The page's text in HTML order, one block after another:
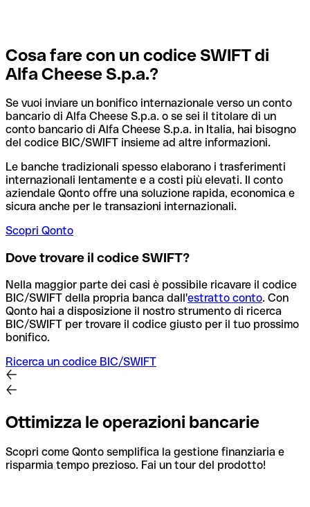
Cosa fare con un codice SWIFT di
Alfa Cheese S.p.a.?
Se vuoi inviare un bonifico internazionale verso un conto
bancario di Alfa Cheese S.p.a. o se sei il titolare di un
conto bancario di Alfa Cheese S.p.a. in Italia, hai bisogno
del codice BIC/SWIFT insieme ad altre informazioni.
Le banche tradizionali spesso elaborano i trasferimenti
internazionali lentamente e a costi più elevati. Il conto
aziendale Qonto offre una soluzione rapida, economica e
sicura anche per le transazioni internazionali.
Scopri Qonto
Dove trovare il codice SWIFT?
Nella maggior parte dei casi è possibile ricavare il codice
BIC/SWIFT della propria banca dall'estratto conto. Con
Qonto hai a disposizione il nostro strumento di ricerca
BIC/SWIFT per trovare il codice giusto per il tuo prossimo
bonifico.
Ricerca un codice BIC/SWIFT
Ottimizza le operazioni bancarie
Scopri come Qonto semplifica la gestione finanziaria e
risparmia tempo prezioso. Fai un tour del prodotto!